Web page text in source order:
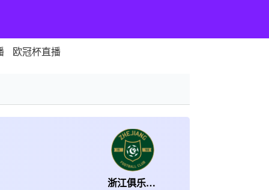
欧冠杯直播
浙江俱乐部绿城